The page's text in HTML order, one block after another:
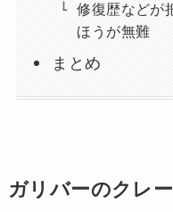
修復歴などが
ほうが無難
まとめ
ガリバーのクレ